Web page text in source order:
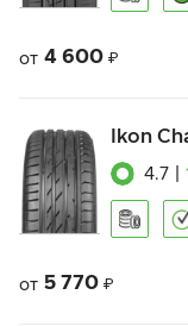
от 4 600 ₽
Ikon
4.7
от 5 770 ₽